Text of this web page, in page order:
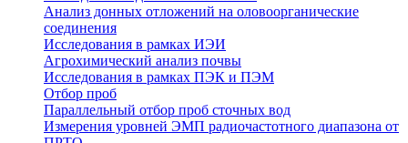
Анализ донных отложений на оловоорганические
соединения
Исследования в рамках ИЭИ
Агрохимический анализ почвы
Исследования в рамках ПЭК и ПЭМ
Отбор проб
Параллельный отбор проб сточных вод
Измерения уровней ЭМП радиочастотного диапазона от